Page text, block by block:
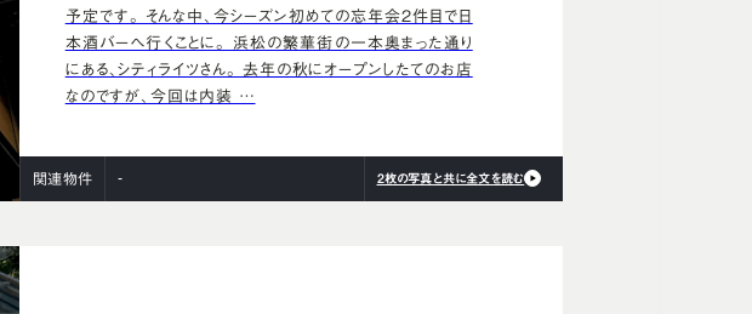
予定です。 そんな中、今シーズン初めての忘年会2件目で日
本酒バーへ行くことに。 浜松の繁華街の一本奥まった通り
にある、シティライツさん。 去年の秋にオープンしたてのお店
なのですが、今回は内装 …
関連物件 - 2枚の写真と共に全文を読む